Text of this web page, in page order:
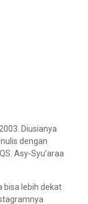
Diusianya
dengan
Asy-Syu’araa
bisa lebih dekat